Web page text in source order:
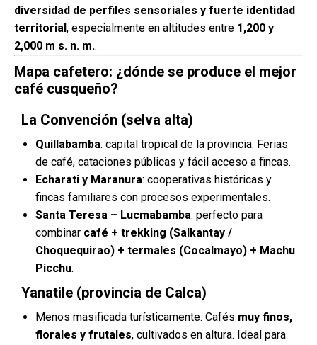
diversidad de perfiles sensoriales y fuerte identidad
territorial, especialmente en altitudes entre 1,200 y
2,000 m s. n. m..
Mapa cafetero: ¿dónde se produce el mejor
café cusqueño?
La Convención (selva alta)
Quillabamba: capital tropical de la provincia. Ferias
de café, cataciones públicas y fácil acceso a fincas.
Echarati y Maranura: cooperativas históricas y
fincas familiares con procesos experimentales.
Santa Teresa – Lucmabamba: perfecto para
combinar café + trekking (Salkantay /
Choquequirao) + termales (Cocalmayo) + Machu
Picchu.
Yanatile (provincia de Calca)
Menos masificada turísticamente. Cafés muy finos,
florales y frutales, cultivados en altura. Ideal para